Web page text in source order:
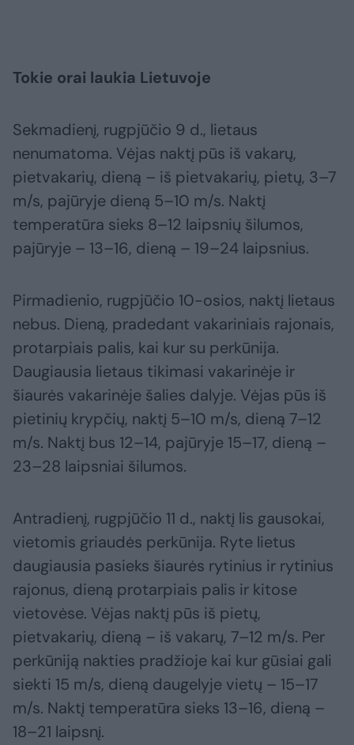
Tokie orai laukia Lietuvoje
Sekmadienį, rugpjūčio 9 d., lietaus
nenumatoma. Vėjas naktį pūs iš vakarų,
pietvakarių, dieną – iš pietvakarių, pietų, 3–7
m/s, pajūryje dieną 5–10 m/s. Naktį
temperatūra sieks 8–12 laipsnių šilumos,
pajūryje – 13–16, dieną – 19–24 laipsnius.
Pirmadienio, rugpjūčio 10-osios, naktį lietaus
nebus. Dieną, pradedant vakariniais rajonais,
protarpiais palis, kai kur su perkūnija.
Daugiausia lietaus tikimasi vakarinėje ir
šiaurės vakarinėje šalies dalyje. Vėjas pūs iš
pietinių krypčių, naktį 5–10 m/s, dieną 7–12
m/s. Naktį bus 12–14, pajūryje 15–17, dieną –
23–28 laipsniai šilumos.
Antradienį, rugpjūčio 11 d., naktį lis gausokai,
vietomis griaudės perkūnija. Ryte lietus
daugiausia pasieks šiaurės rytinius ir rytinius
rajonus, dieną protarpiais palis ir kitose
vietovėse. Vėjas naktį pūs iš pietų,
pietvakarių, dieną – iš vakarų, 7–12 m/s. Per
perkūniją nakties pradžioje kai kur gūsiai gali
siekti 15 m/s, dieną daugelyje vietų – 15–17
m/s. Naktį temperatūra sieks 13–16, dieną –
18–21 laipsnį.